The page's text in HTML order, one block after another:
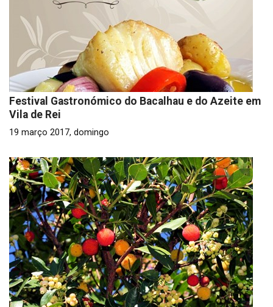
Festival Gastronómico do Bacalhau e do Azeite em
Vila de Rei
19 março 2017, domingo